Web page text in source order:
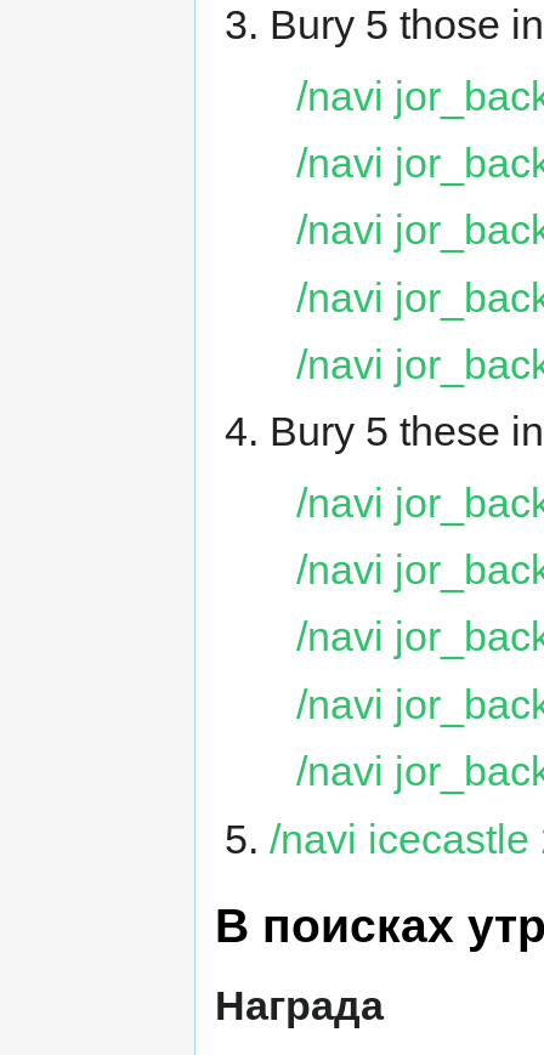
Bury 5 those
/navi
/navi
/navi
/navi
/navi
Bury 5 these
/navi
/navi
/navi
/navi
/navi
/navi
В поисках
Награда